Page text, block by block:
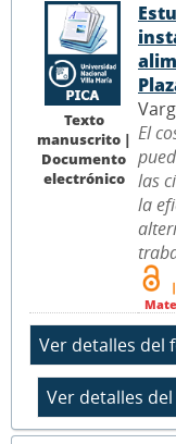
Texto
manuscrito |
Documento
electrónico
El
las
la